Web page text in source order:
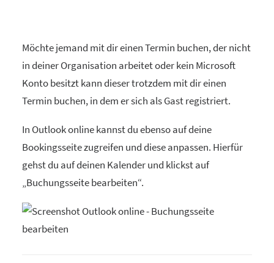
Möchte jemand mit dir einen Termin buchen, der nicht
in deiner Organisation arbeitet oder kein Microsoft
Konto besitzt kann dieser trotzdem mit dir einen
Termin buchen, in dem er sich als Gast registriert.
In Outlook online kannst du ebenso auf deine
Bookingsseite zugreifen und diese anpassen. Hierfür
gehst du auf deinen Kalender und klickst auf
„Buchungsseite bearbeiten“.